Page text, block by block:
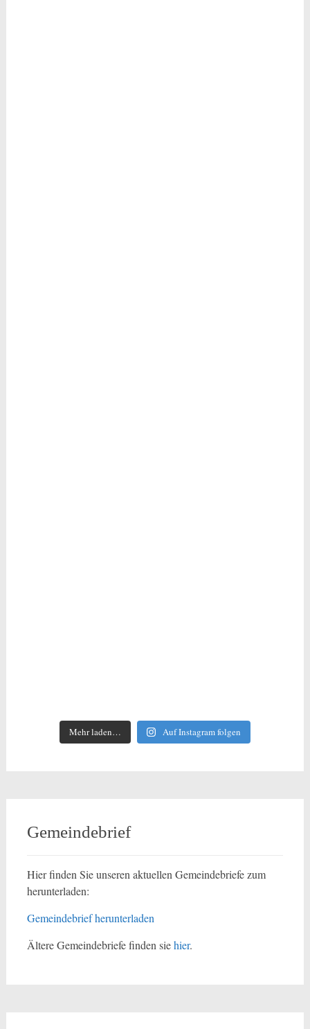
Mehr laden… Auf Instagram folgen
Gemeindebrief
Hier finden Sie unseren aktuellen Gemeindebriefe zum
herunterladen:
Gemeindebrief herunterladen
Ältere Gemeindebriefe finden siehier.